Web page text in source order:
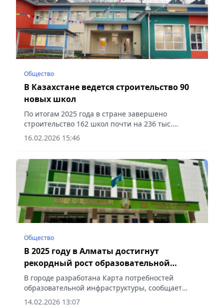
Общество
В Казахстане ведется строительство 90
новых школ
По итогам 2025 года в стране завершено
строительство 162 школ почти на 236 тыс.
ученических мест, сообщает Vecher.kz.
16.02.2026 15:46
Общество
В 2025 году в Алматы достигнут
рекордный рост образовательной
инфраструктуры
В городе разработана Карта потребностей
образовательной инфраструктуры, сообщает
Vecher.kz.
14.02.2026 13:07